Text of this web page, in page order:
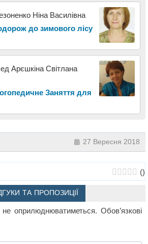
Ніна Василівна
до зимового лісу
Арєшкіна Світлана
Заняття для
27 Вересня 2018
()
ТА ПРОПОЗИЦІЇ
оприлюднюватиметься. Обов’язкові